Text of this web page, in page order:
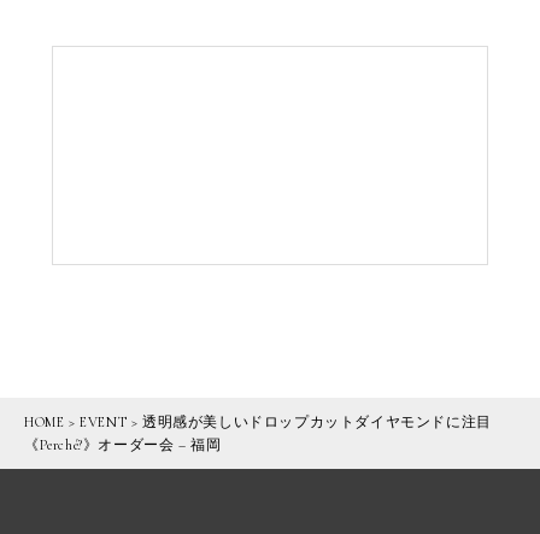
HOME >EVENT >透明感が美しいドロップカットダイヤモンドに注目
《Perché?》オーダー会 – 福岡